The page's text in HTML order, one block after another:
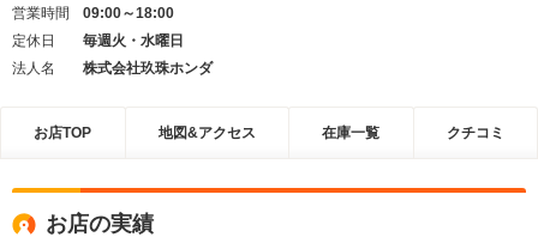
営業時間
09:00～18:00
定休日
毎週火・水曜日
法人名
株式会社玖珠ホンダ
お店TOP 地図&アクセス 在庫一覧 クチコミ
お店の実績